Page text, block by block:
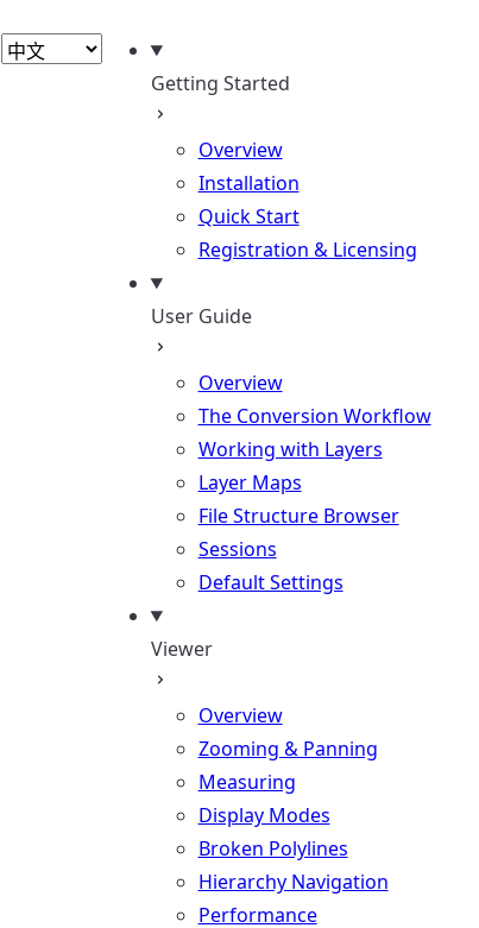
语言
Getting Started
Overview
Installation
Quick Start
Registration & Licensing
User Guide
Overview
The Conversion Workflow
Working with Layers
Layer Maps
File Structure Browser
Sessions
Default Settings
Viewer
Overview
Zooming & Panning
Measuring
Display Modes
Broken Polylines
Hierarchy Navigation
Performance